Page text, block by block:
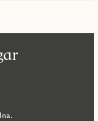
närhet till
Stockholm city och
föredrar att ta bilen
vattnet finns även
Marina, Karlberg